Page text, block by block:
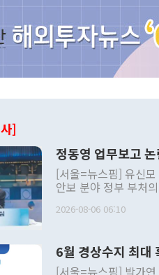
]
정동영 업무보고
[서울=뉴스핌] 유신
안보 분야 정부 부처
발언 중에는 정부 내
주의적 희망에 근거한
관의 대북 정책 관련
2026-08-06 06:10
6월 경상수지 최대